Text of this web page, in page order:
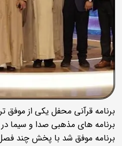
برنامه قرآنی محفل یکی از
برنامه های مذهبی صدا و سیما
برنامه موفق شد با پخش چند فصل،